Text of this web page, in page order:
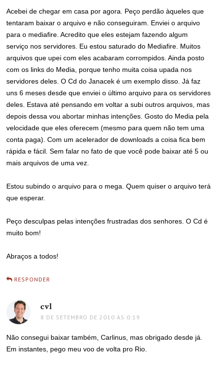
Acebei de chegar em casa por agora. Peço perdão àqueles que
tentaram baixar o arquivo e não conseguiram. Enviei o arquivo
para o mediafire. Acredito que eles estejam fazendo algum
serviço nos servidores. Eu estou saturado do Mediafire. Muitos
arquivos que upei com eles acabaram corrompidos. Ainda posto
com os links do Media, porque tenho muita coisa upada nos
servidores deles. O Cd do Janacek é um exemplo disso. Já faz
uns 6 meses desde que enviei o último arquivo para os servidores
deles. Estava até pensando em voltar a subi outros arquivos, mas
depois dessa vou abortar minhas intenções. Gosto do Media pela
velocidade que eles oferecem (mesmo para quem não tem uma
conta paga). Com um acelerador de downloads a coisa fica bem
rápida e fácil. Sem falar no fato de que você pode baixar até 5 ou
mais arquivos de uma vez.
Estou subindo o arquivo para o mega. Quem quiser o arquivo terá
que esperar.
Peço desculpas pelas intenções frustradas dos senhores. O Cd é
muito bom!
Abraços a todos!
RESPONDER
cvl
8 DE SETEMBRO DE 2010 ÀS 0:19
Não consegui baixar também, Carlinus, mas obrigado desde já.
Em instantes, pego meu voo de volta pro Rio.